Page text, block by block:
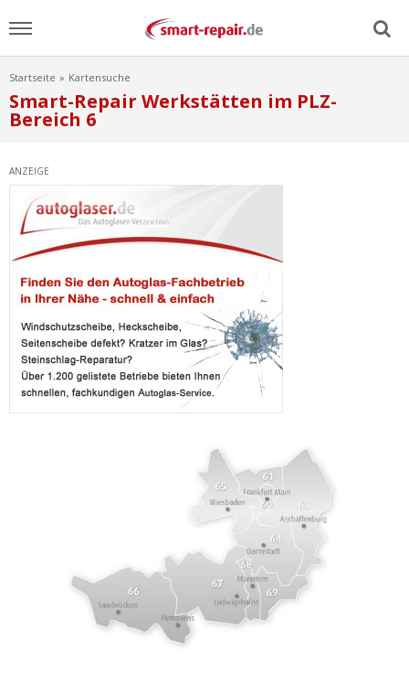
Home
News
Ratgeber
Lexikon
Video
Ist Ihre Werkstatt schon dabei?
Kostenlos eintragen
Werkstatt Login
Startseite Kartensuche
Smart-Repair Werkstätten im PLZ-
Bereich 6
ANZEIGE